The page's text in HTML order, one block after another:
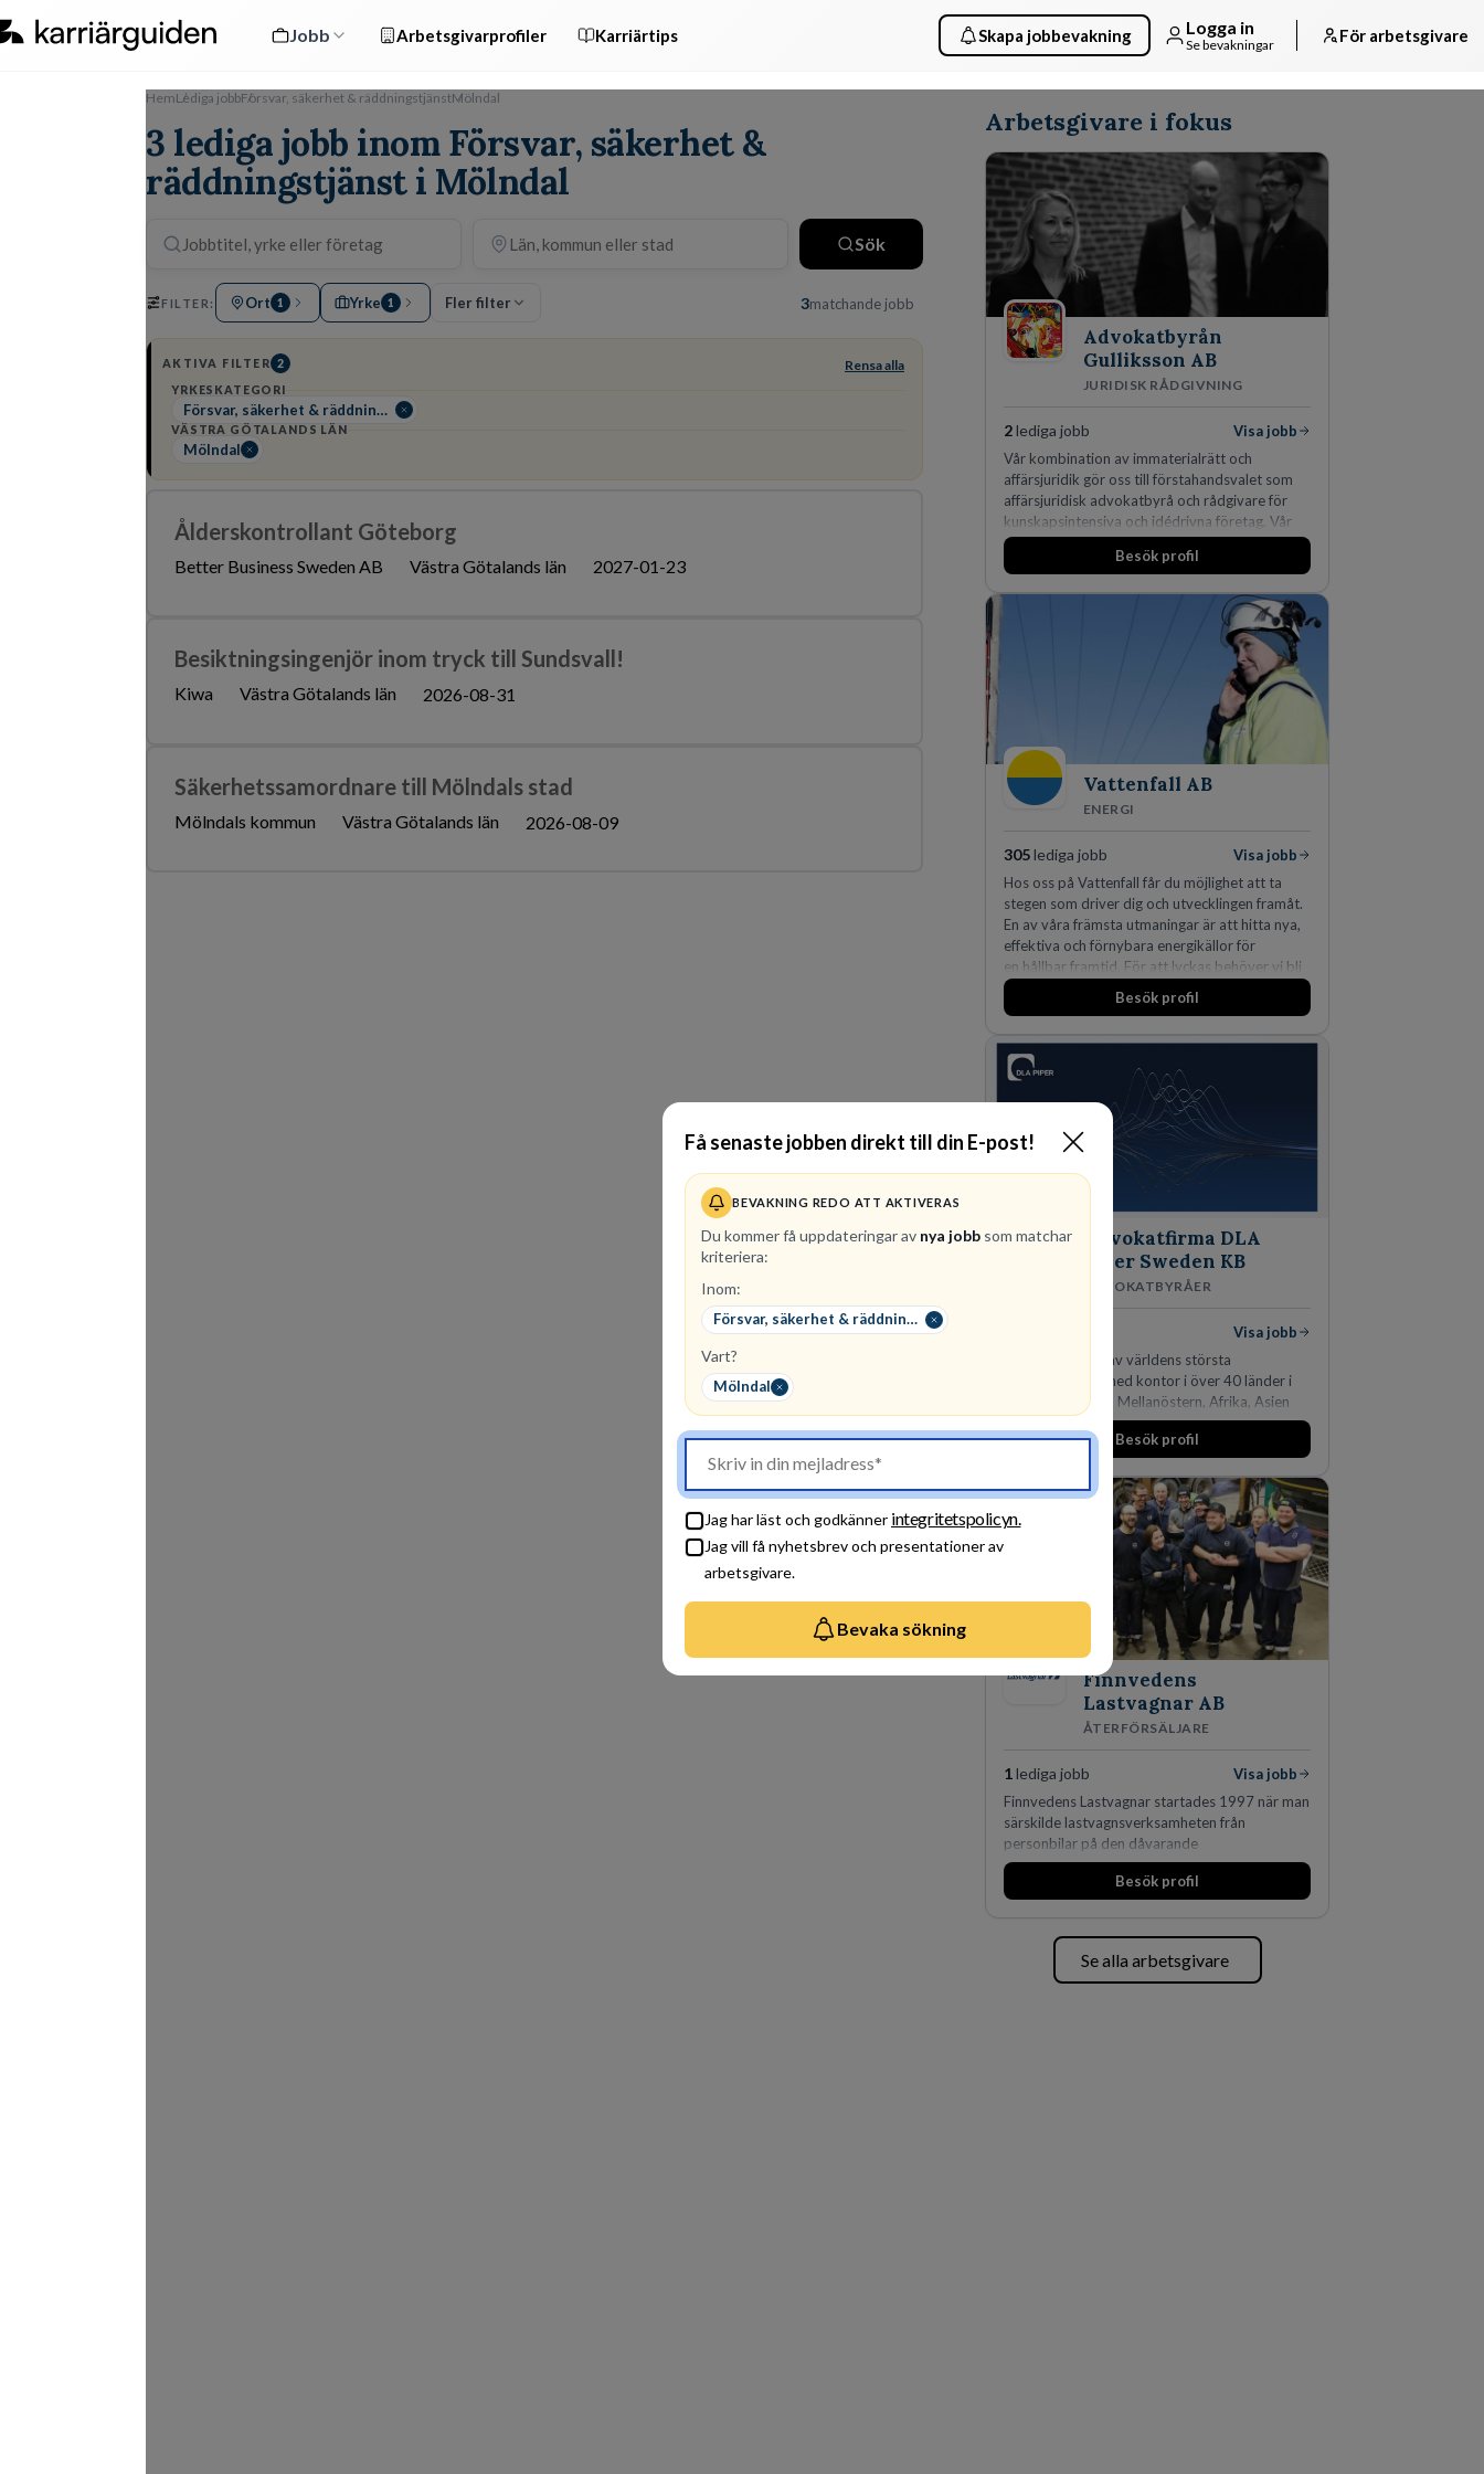
Jobb Arbetsgivarprofiler Karriärtips Skapa jobbevakning Logga in
Se bevakningar För arbetsgivare
Få senaste jobben direkt till din E-post!
BEVAKNING REDO ATT AKTIVERAS
Du kommer få uppdateringar av nya jobb som matchar
kriteriera:
Inom:
Försvar, säkerhet & räddningstjänst
Vart?
Mölndal
Jag har läst och godkänner integritetspolicyn.
Jag vill få nyhetsbrev och presentationer av
arbetsgivare.
Bevaka sökning
HemLediga jobbFörsvar, säkerhet & räddningstjänstMölndal
3 lediga jobb inom Försvar, säkerhet &
räddningstjänst i Mölndal
Sök
FILTER: Ort 1 Yrke 1 Fler filter 3matchande jobb
AKTIVA FILTER 2 Rensa alla
YRKESKATEGORI
Försvar, säkerhet & räddningstjänst
VÄSTRA GÖTALANDS LÄN
Mölndal
Ålderskontrollant Göteborg
Better Business Sweden AB Västra Götalands län 2027-01-23
Besiktningsingenjör inom tryck till Sundsvall!
Kiwa Västra Götalands län 2026-08-31
Säkerhetssamordnare till Mölndals stad
Mölndals kommun Västra Götalands län 2026-08-09
Arbetsgivare i fokus
Advokatbyrån
Gulliksson AB
JURIDISK RÅDGIVNING
2lediga jobb
Visa jobb
Vår kombination av immaterialrätt och
affärsjuridik gör oss till förstahandsvalet som
affärsjuridisk advokatbyrå och rådgivare för
kunskapsintensiva och idédrivna företag. Vår
expertis inom IP-tillgångar har gett oss en
marknadsledande position. Våra klienter väljer
skydda, utveckla och kommersialisera
Besök profil
Vattenfall AB
ENERGI
305lediga jobb
Visa jobb
Hos oss på Vattenfall får du möjlighet att ta
stegen som driver dig och utvecklingen framåt.
En av våra främsta utmaningar är att hitta nya,
effektiva och förnybara energikällor för
en hållbar framtid. För att lyckas behöver vi bli
fler medarbetare som vill göra skillnad.
Besök profil
Advokatfirma DLA
Piper Sweden KB
ADVOKATBYRÅER
Visa jobb
DLA Piper är en av världens största
advokatbyråer med kontor i över 40 länder i
Amerika, Europa, Mellanöstern, Afrika, Asien
och Oceanien. Vi är specialister inom
affärsjuridikens alla områden och vi har några
fler än 450 jurister på fem kontor i Stockholm,
Köpenhamn, Århus, Oslo och Helsingfors kan vi
på DLA Piper erbjuda våra klienter en unik,
effektiv och gränsöverskridande nordisk
expertis. På vårt kontor i centrala Stockholm är
vi idag drygt 240 medarbetare.
Besök profil
Finnvedens
Lastvagnar AB
ÅTERFÖRSÄLJARE
1lediga jobb
Visa jobb
Finnvedens Lastvagnar startades 1997 när man
särskilde lastvagnsverksamheten från
personbilar på den dåvarande
huvudanläggningen i Värnamo. Sedan dess har
man expanderat kraftigt genom ett antal
Lastvagnar och finns representerade på 20
orter i södra Sverige.
Besök profil
Se alla arbetsgivare